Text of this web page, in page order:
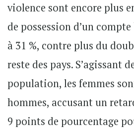
violence sont encore plus
de possession d’un compte
à 31 %, contre plus du
reste des pays. S’agissant
population, les femmes
hommes, accusant un
9 points de pourcentage